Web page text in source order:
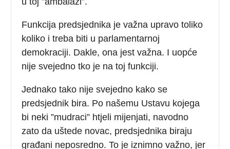
Funkcija predsjednika je važna upravo toliko
koliko i treba biti u parlamentarnoj
demokraciji. Dakle, ona jest važna. I uopće
nije svejedno tko je na toj funkciji.
Jednako tako nije svejedno kako se
predsjednik bira. Po našemu Ustavu kojega
bi neki ”mudraci” htjeli mijenjati, navodno
zato da uštede novac, predsjednika biraju
građani neposredno. To je iznimno važno, jer